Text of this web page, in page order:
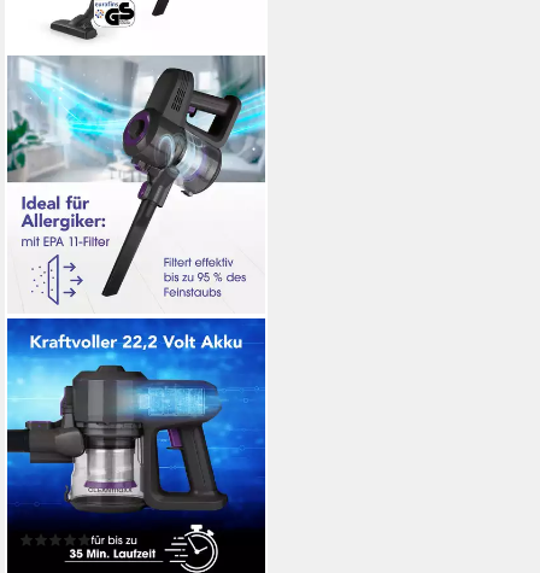
CLEANMAXX
Akku-Hand-und
Stielstaubsauger Akku-Hand-
und Stielstaubsauger
Staubsauger
120 W Leistung
1.4 kg Gewicht
(3)
74,99 € UVP149,99 €